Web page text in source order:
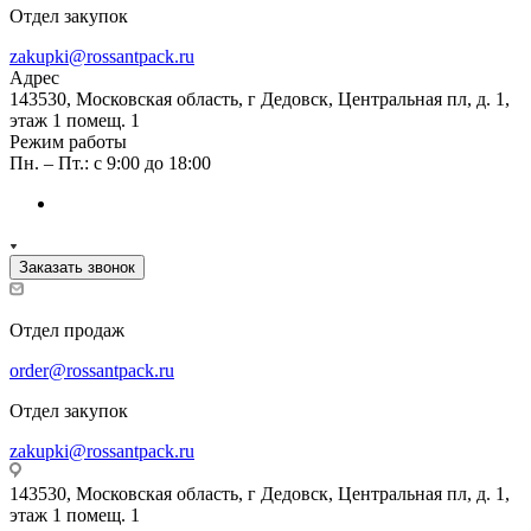
Отдел закупок
zakupki@rossantpack.ru
Адрес
143530, Московская область, г Дедовск, Центральная пл, д. 1,
этаж 1 помещ. 1
Режим работы
Пн. – Пт.: с 9:00 до 18:00
Заказать звонок
Отдел продаж
order@rossantpack.ru
Отдел закупок
zakupki@rossantpack.ru
143530, Московская область, г Дедовск, Центральная пл, д. 1,
этаж 1 помещ. 1